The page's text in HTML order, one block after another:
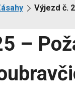
Výjezd č.
–